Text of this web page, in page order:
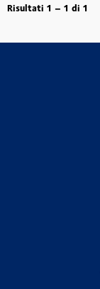
Risultati 1 – 1 di 1